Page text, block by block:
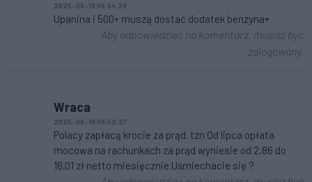
2025-06-19 06:54:29
Upanina i 500+ muszą dostać dodatek benzyna+
Aby odpowiedzieć na komentarz, musisz być
zalogowany.
Wraca
2025-06-19 06:52:27
Polacy zapłacą krocie za prąd. tzn Od lipca opłata
mocowa na rachunkach za prąd wyniesie od 2,86 do
16,01 zł netto miesięcznie.Uśmiechacie się ?